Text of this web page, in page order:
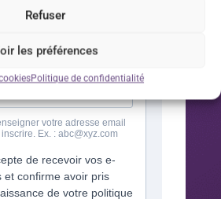
Refuser
les préférences
Politique de confidentialité